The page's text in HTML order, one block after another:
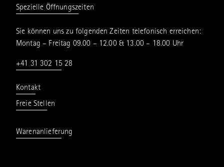
Spezielle Öffnungszeiten
Sie können uns zu folgenden Zeiten telefonisch erreichen:
Montag – Freitag 09.00 – 12.00 & 13.00 – 18.00 Uhr
+41 31 302 15 28
Kontakt
Freie Stellen
Warenanlieferung